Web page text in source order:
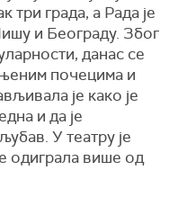
три града, а Рада је
и Београду. Због
данас се
почецима и
је како је
и да је
У театру је
одиграла више од